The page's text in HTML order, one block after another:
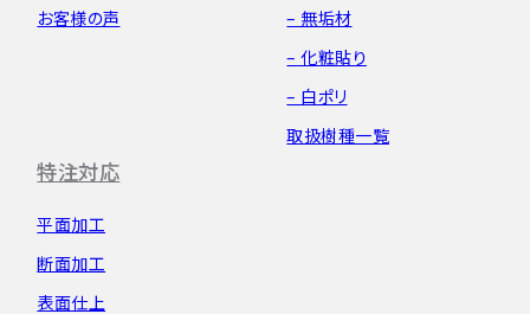
お客様の声
– 無垢材
– 化粧貼り
– 白ポリ
取扱樹種一覧
特注対応
平面加工
断面加工
表面仕上